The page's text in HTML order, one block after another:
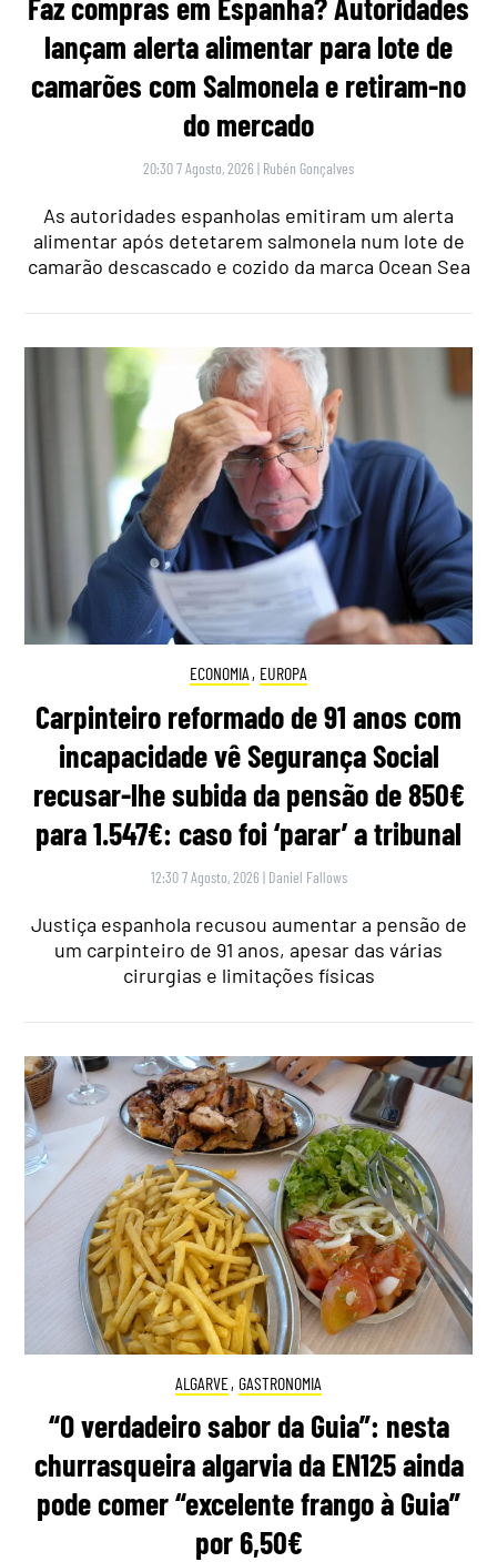
lançam alerta alimentar para lote de
camarões com Salmonela e retiram-no
do mercado
20:30 7 Agosto, 2026 | Rubén Gonçalves
As autoridades espanholas emitiram um alerta
alimentar após detetarem salmonela num lote de
camarão descascado e cozido da marca Ocean Sea
ECONOMIA , EUROPA
Carpinteiro reformado de 91 anos com
incapacidade vê Segurança Social
recusar-lhe subida da pensão de 850€
para 1.547€: caso foi ‘parar’ a tribunal
12:30 7 Agosto, 2026 | Daniel Fallows
Justiça espanhola recusou aumentar a pensão de
um carpinteiro de 91 anos, apesar das várias
cirurgias e limitações físicas
ALGARVE, GASTRONOMIA
“O verdadeiro sabor da Guia”: nesta
churrasqueira algarvia da EN125 ainda
pode comer “excelente frango à Guia”
por 6,50€